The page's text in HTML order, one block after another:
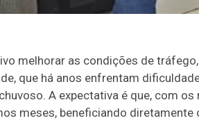
melhorar as condições de
que há anos enfrentam
A expectativa é que, com
meses, beneficiando